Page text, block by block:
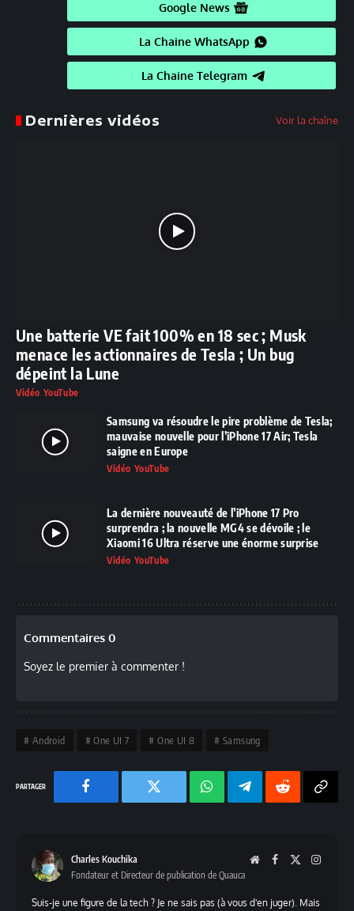
Google News
La Chaine WhatsApp
La Chaine Telegram
Dernières vidéos Voir la chaîne
Une batterie VE fait 100% en 18 sec ; Musk
menace les actionnaires de Tesla ; Un bug
dépeint la Lune
Vidéo YouTube
Samsung va résoudre le pire problème de Tesla;
mauvaise nouvelle pour l’iPhone 17 Air; Tesla
saigne en Europe
Vidéo YouTube
La dernière nouveauté de l’iPhone 17 Pro
surprendra ; la nouvelle MG4 se dévoile ; le
Xiaomi 16 Ultra réserve une énorme surprise
Vidéo YouTube
Commentaires 0
Soyez le premier à commenter !
Android One UI 7 One UI 8 Samsung
Facebook Twitter
Chaine
TelegramRedditCopy
Charles Kouchika WebsiteFacebook
Fondateur et Directeur de publication de Quauca
Suis-je une figure de la tech ? Je ne sais pas (à vous d'en juger). Mais